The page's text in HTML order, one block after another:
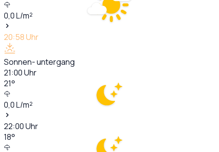
0,0L/m²
20:58Uhr
Sonnen- untergang
21:00Uhr
21°
0,0L/m²
22:00Uhr
18°